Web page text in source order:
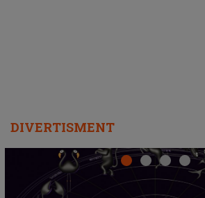
DIVERTISMENT